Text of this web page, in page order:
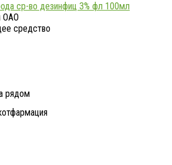
ср-во дезинфиц 3% фл 100мл
ОАО
средство
рядом